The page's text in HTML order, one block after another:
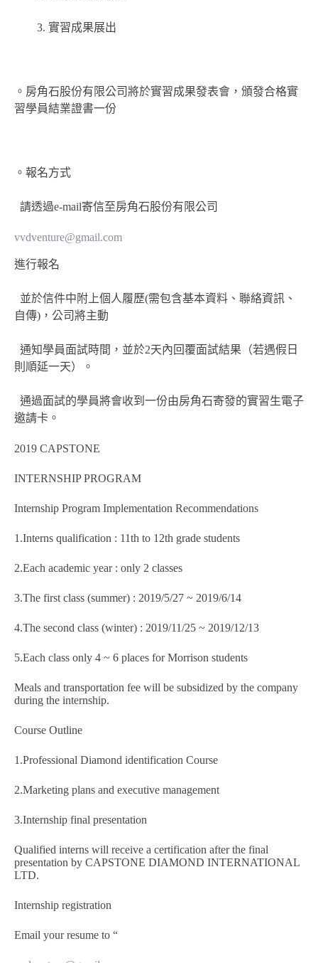
3. 實習成果展出
。房角石股份有限公司將於實習成果發表會，頒發合格實
習學員結業證書一份
。報名方式
請透過e-mail寄信至房角石股份有限公司
vvdventure@gmail.com
進行報名
並於信件中附上個人履歷(需包含基本資料、聯絡資訊、
自傳)，公司將主動
通知學員面試時間，並於2天內回覆面試結果（若遇假日
則順延一天）。
通過面試的學員將會收到一份由房角石寄發的實習生電子
邀請卡。
2019 CAPSTONE
INTERNSHIP PROGRAM
Internship Program Implementation Recommendations
1.Interns qualification : 11th to 12th grade students
2.Each academic year : only 2 classes
3.The first class (summer) : 2019/5/27 ~ 2019/6/14
4.The second class (winter) : 2019/11/25 ~ 2019/12/13
5.Each class only 4 ~ 6 places for Morrison students
Meals and transportation fee will be subsidized by the company
during the internship.
Course Outline
1.Professional Diamond identification Course
2.Marketing plans and executive management
3.Internship final presentation
Qualified interns will receive a certification after the final
presentation by CAPSTONE DIAMOND INTERNATIONAL
LTD.
Internship registration
Email your resume to “